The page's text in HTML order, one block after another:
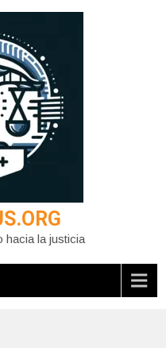
hacia la justicia